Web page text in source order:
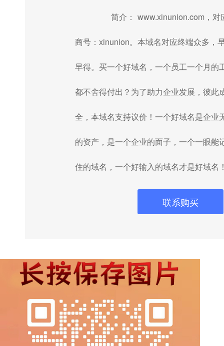
简介： www.xinunion.com，对
商号：xinunion。本域名对应终端众多，
早得。买一个好域名，一个员工一个月的
都不舍得付出？为了助力企业发展，彼此
全，本域名支持议价！一个好域名是企业
的资产，是一个企业的面子，一个一眼能
住的域名，一个好输入的域名才是好域名
联系购买